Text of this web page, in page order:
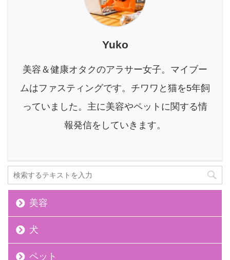
いて解説 各肌質における
バルクオム化粧水の適正
頼性 筆者のバルクオム使
バルクオム化粧水を毎朝
使用中 この記事を書いて
い始めて10ヶ月。 現在
化粧水に関し ...
Yuko
美容＆健康オタクのアラサー女子。マイブー
ムはファスティングです。チワワと猫を5年飼
っていました。主に美容やペットに関する情
報発信をしていきます。
美容
犬
ペット